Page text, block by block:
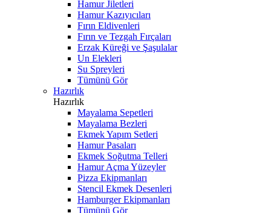
Hamur Jiletleri
Hamur Kazıyıcıları
Fırın Eldivenleri
Fırın ve Tezgah Fırçaları
Erzak Küreği ve Şaşulalar
Un Elekleri
Su Spreyleri
Tümünü Gör
Hazırlık
Hazırlık
Mayalama Sepetleri
Mayalama Bezleri
Ekmek Yapım Setleri
Hamur Pasaları
Ekmek Soğutma Telleri
Hamur Açma Yüzeyler
Pizza Ekipmanları
Stencil Ekmek Desenleri
Hamburger Ekipmanları
Tümünü Gör